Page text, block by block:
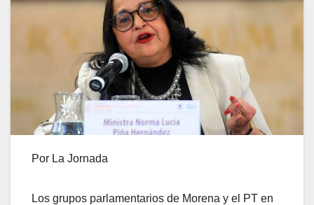
Por La Jornada
Los grupos parlamentarios de Morena y el PT en